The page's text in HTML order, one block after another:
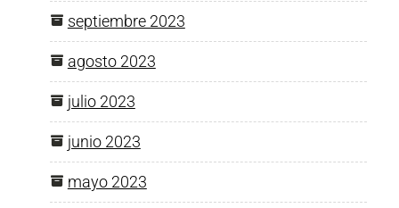
septiembre 2023
agosto 2023
julio 2023
junio 2023
mayo 2023